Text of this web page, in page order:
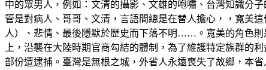
中的眾男人，例如：文清的攝影、文雄的咆嘯、台灣知識分
管是對病人、哥哥、文清，言語間總是在替人擔心，，寬美
人）、悲情、最後隱默於歷史而下落不明……。寬美的角
上，沿襲在大陸時期官商勾結的體制，為了維護特定族群的
部份遭逮捕。臺灣是無根之城，外省人永遠喪失了故鄉，本